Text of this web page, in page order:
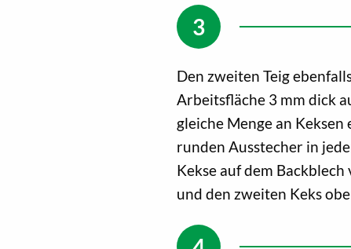
Den zweiten Teig
Arbeitsfläche 3 mm dick
gleiche Menge an
runden Ausstecher in
Kekse auf dem
und den zweiten Keks